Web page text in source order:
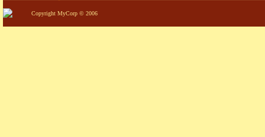
Copyright MyCorp © 2006